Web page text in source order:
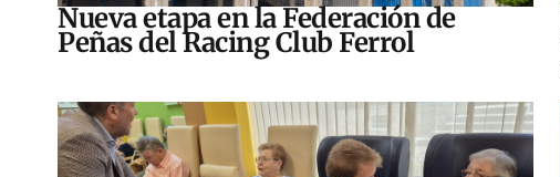
Nueva etapa en la Federación de
Peñas del Racing Club Ferrol